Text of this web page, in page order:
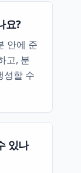
요?
안에 준
고, 분
성할 수
있나